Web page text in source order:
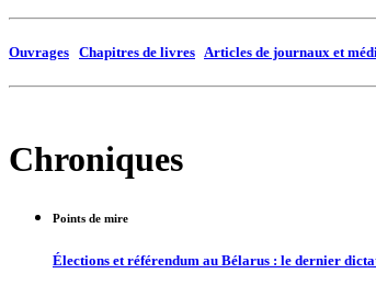
Ouvrages Chapitres de livres Articles de journaux et
Chroniques
Points de mire
Élections et référendum au Bélarus : le dernier